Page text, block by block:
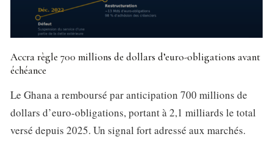
Accra règle 700 millions de dollars d’euro-obligations avant
échéance
Le Ghana a remboursé par anticipation 700 millions de
dollars d’euro-obligations, portant à 2,1 milliards le total
versé depuis 2025. Un signal fort adressé aux marchés.